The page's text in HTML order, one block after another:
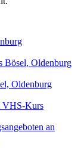
Bösel, Oldenburg
Oldenburg
VHS-Kurs
an